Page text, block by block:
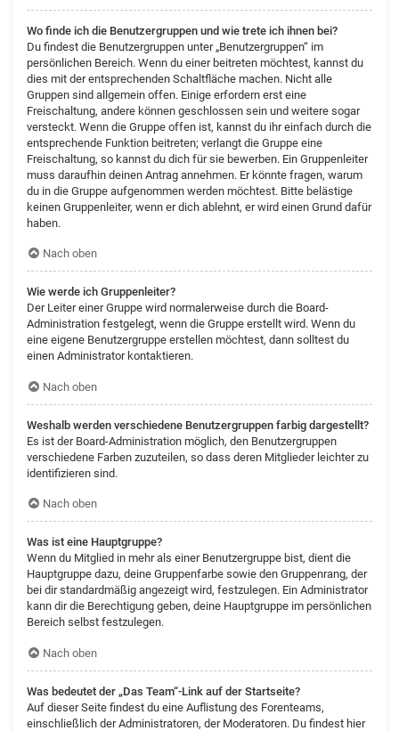
Wo finde ich die Benutzergruppen und wie trete ich ihnen bei?
Du findest die Benutzergruppen unter „Benutzergruppen“ im
persönlichen Bereich. Wenn du einer beitreten möchtest, kannst du
dies mit der entsprechenden Schaltfläche machen. Nicht alle
Gruppen sind allgemein offen. Einige erfordern erst eine
Freischaltung, andere können geschlossen sein und weitere sogar
versteckt. Wenn die Gruppe offen ist, kannst du ihr einfach durch die
entsprechende Funktion beitreten; verlangt die Gruppe eine
Freischaltung, so kannst du dich für sie bewerben. Ein Gruppenleiter
muss daraufhin deinen Antrag annehmen. Er könnte fragen, warum
du in die Gruppe aufgenommen werden möchtest. Bitte belästige
keinen Gruppenleiter, wenn er dich ablehnt, er wird einen Grund dafür
haben.
Nach oben
Wie werde ich Gruppenleiter?
Der Leiter einer Gruppe wird normalerweise durch die Board-
Administration festgelegt, wenn die Gruppe erstellt wird. Wenn du
eine eigene Benutzergruppe erstellen möchtest, dann solltest du
einen Administrator kontaktieren.
Nach oben
Weshalb werden verschiedene Benutzergruppen farbig dargestellt?
Es ist der Board-Administration möglich, den Benutzergruppen
verschiedene Farben zuzuteilen, so dass deren Mitglieder leichter zu
identifizieren sind.
Nach oben
Was ist eine Hauptgruppe?
Wenn du Mitglied in mehr als einer Benutzergruppe bist, dient die
Hauptgruppe dazu, deine Gruppenfarbe sowie den Gruppenrang, der
bei dir standardmäßig angezeigt wird, festzulegen. Ein Administrator
kann dir die Berechtigung geben, deine Hauptgruppe im persönlichen
Bereich selbst festzulegen.
Nach oben
Was bedeutet der „Das Team“-Link auf der Startseite?
Auf dieser Seite findest du eine Auflistung des Forenteams,
einschließlich der Administratoren, der Moderatoren. Du findest hier